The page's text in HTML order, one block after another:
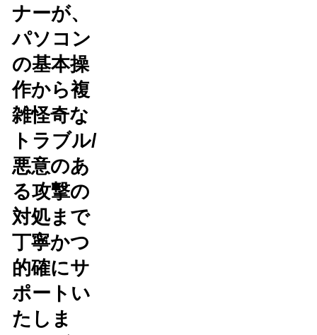
ナーが、
パソコン
の基本操
作から複
雑怪奇な
トラブル/
悪意のあ
る攻撃の
対処まで
丁寧かつ
的確にサ
ポートい
たしま